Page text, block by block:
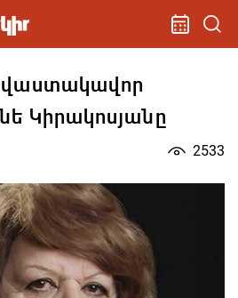
վաստակավոր
Կիրակոսյանը
2533